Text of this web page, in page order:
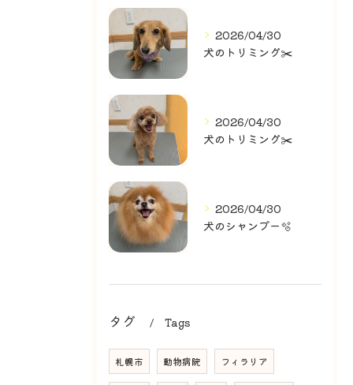
2026/04/30
犬のトリミング✂️
2026/04/30
犬のトリミング✂️
2026/04/30
犬のシャンプー🫧
タグ Tags
札幌市 動物病院 フィラリア